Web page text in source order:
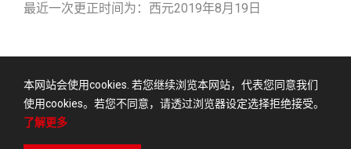
最近一次更正时间为：西元2019年8月19日
本网站会使用cookies. 若您继续浏览本网站，代表您同意我们
使用cookies。若您不同意，请透过浏览器设定选择拒绝接受。
了解更多